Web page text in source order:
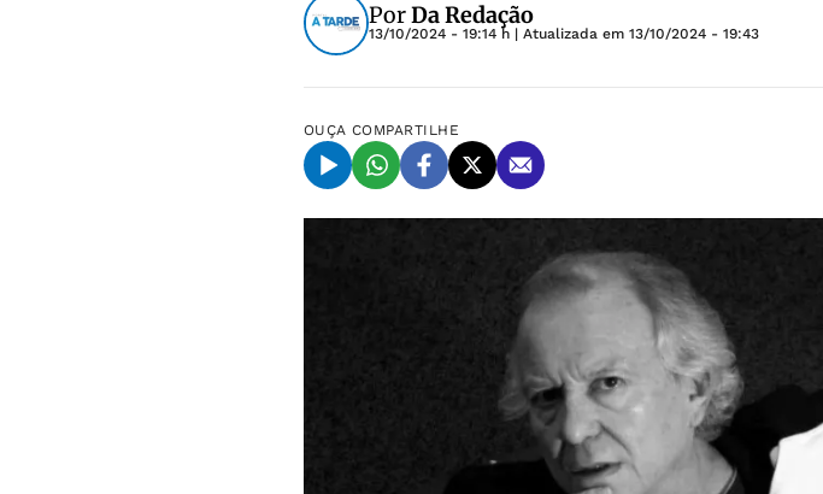
PorDa Redação
13/10/2024 - 19:14 h | Atualizada em 13/10/2024 - 19:43
OUÇA COMPARTILHE